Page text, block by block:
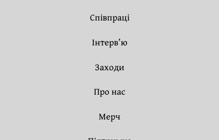
Співпраці
Інтерв’ю
Заходи
Про нас
Мерч